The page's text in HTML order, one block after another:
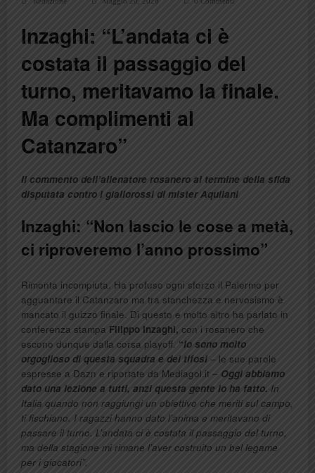
Inzaghi: “L’andata ci è
costata il passaggio del
turno, meritavamo la finale.
Ma complimenti al
Catanzaro”
Il commento dell’allenatore rosanero al termine della sfida
disputata contro i giallorossi di mister Aquilani
Inzaghi: “Non lascio le cose a metà,
ci riproveremo l’anno prossimo”
Rimonta incompiuta. Ha profuso ogni sforzo il Palermo per
agguantare il Catanzaro ma tra stanchezza e nervosismo è
mancato il guizzo finale. Di questo e molto altro ha parlato in
conferenza stampa Filippo Inzaghi, con i rosanero che
escono dunque dalla corsa playoff. “Io sono molto
orgoglioso di questa squadra e dei tifosi – le sue parole
espresse a Dazn e riportate da Mediagol.it – Oggi abbiamo
dato una lezione a tutti, anzi questa gente lo ha fatto. In
Italia quando non raggiungi un obiettivo che meriti sul campo,
ti fischiano. I ragazzi hanno dato l’anima e meritavano di
passare il turno. L’andata ci è costata il passaggio del turno,
ma della stagione mi rimane l’aver costruito un bel legame
per i giocatori”.